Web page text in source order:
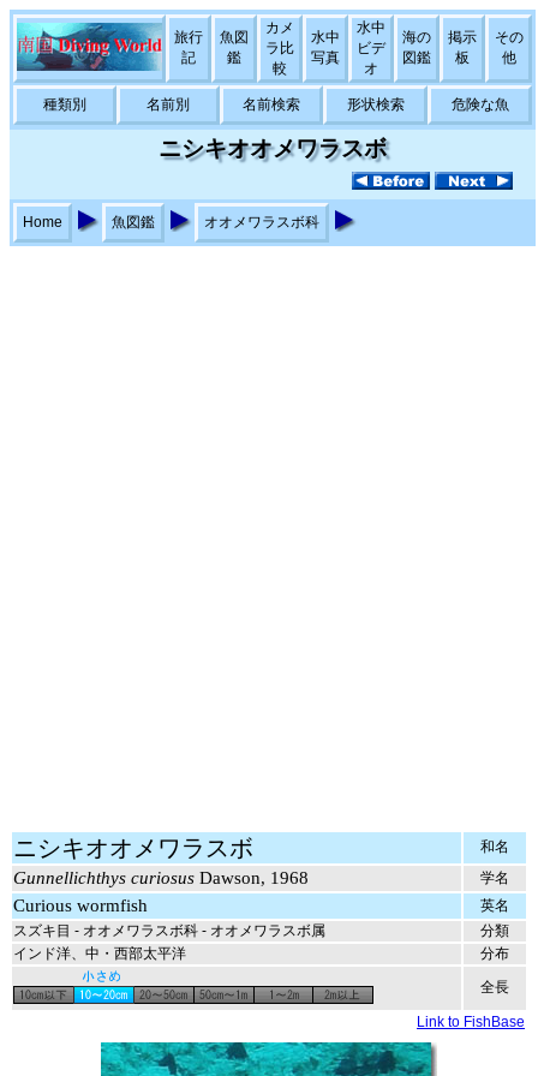
旅行
記
魚図
鑑
カメ
ラ比
較
水中
写真
水中
ビデ
オ
海の
図鑑
掲示
板
その
他
種類別 名前別 名前検索 形状検索 危険な魚
ニシキオオメワラスボ
Home 魚図鑑 オオメワラスボ科
ニシキオオメワラスボ 和名
Gunnellichthys curiosus Dawson, 1968 学名
Curious wormfish
英名
スズキ目 - オオメワラスボ科 - オオメワラスボ属
分類
インド洋、中・西部太平洋
分布
全長
Link to FishBase